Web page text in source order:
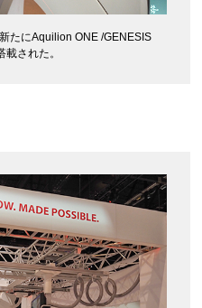
たにAquilion ONE /GENESIS
された。